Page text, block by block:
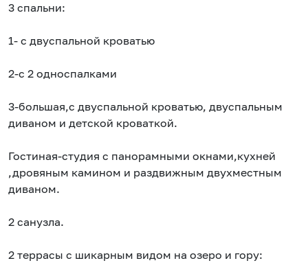
3 спальни:
1- с двуспальной кроватью
2-с 2 односпалками
3-большая,с двуспальной кроватью, двуспальным
диваном и детской кроваткой.
Гостиная-студия с панорамными окнами,кухней
,дровяным камином и раздвижным двухместным
диваном.
2 санузла.
2 террасы с шикарным видом на озеро и гору: